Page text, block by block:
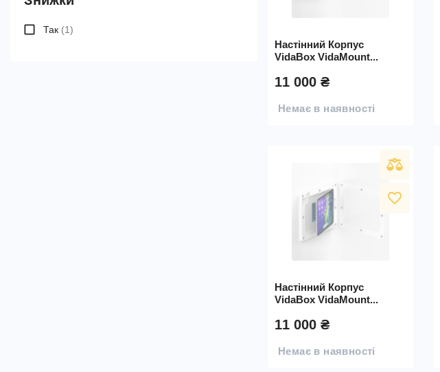
Настінний Корпус
VidaBox VidaMount...
11 000 ₴
Немає в наявності
favorite_border
Настінний Корпус
VidaBox VidaMount...
11 000 ₴
Немає в наявності
Так (1)